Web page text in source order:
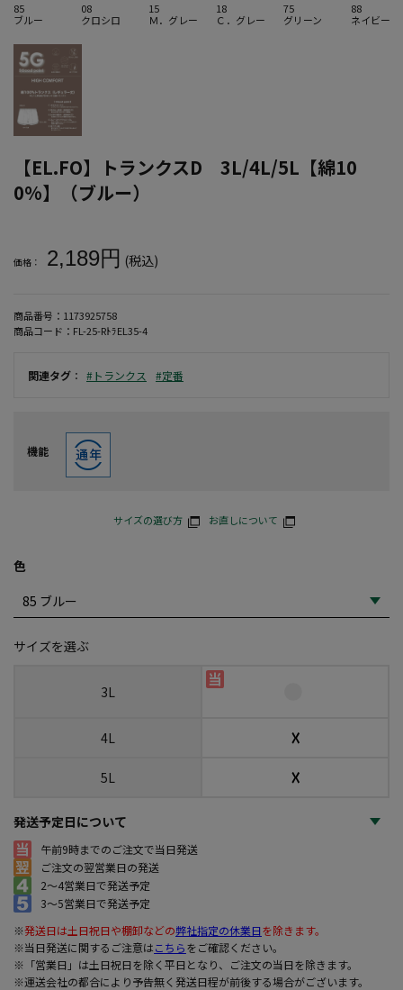
85
ブルー
08
クロシロ
15
Ｍ．グレー
18
Ｃ．グレー
75
グリーン
88
ネイビー
【EL.FO】トランクスD 3L/4L/5L【綿10
0%】（ブルー）
価格： 2,189円 (税込)
商品番号： 1173925758
商品コード： FL-25-RﾄﾗEL35-4
関連タグ ： #トランクス #定番
機能
サイズの選び方 お直しについて
色
サイズを選ぶ
3L
4L ☓
5L ☓
発送予定日について
午前9時までのご注文で当日発送
ご注文の翌営業日の発送
2～4営業日で発送予定
3～5営業日で発送予定
※発送日は土日祝日や棚卸などの弊社指定の休業日を除きます。
※当日発送に関するご注意はこちらをご確認ください。
※「営業日」は土日祝日を除く平日となり、ご注文の当日を除きます。
※運送会社の都合により予告無く発送日程が前後する場合がございます。